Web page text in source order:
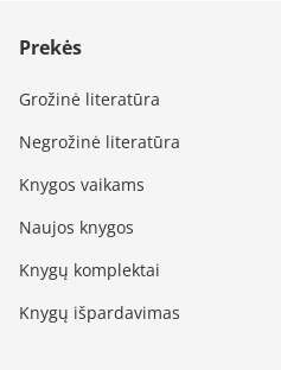
Prekės
Grožinė literatūra
Negrožinė literatūra
Knygos vaikams
Naujos knygos
Knygų komplektai
Knygų išpardavimas